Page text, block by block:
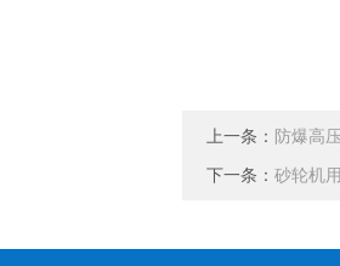
上一条： 防爆高
下一条： 砂轮机